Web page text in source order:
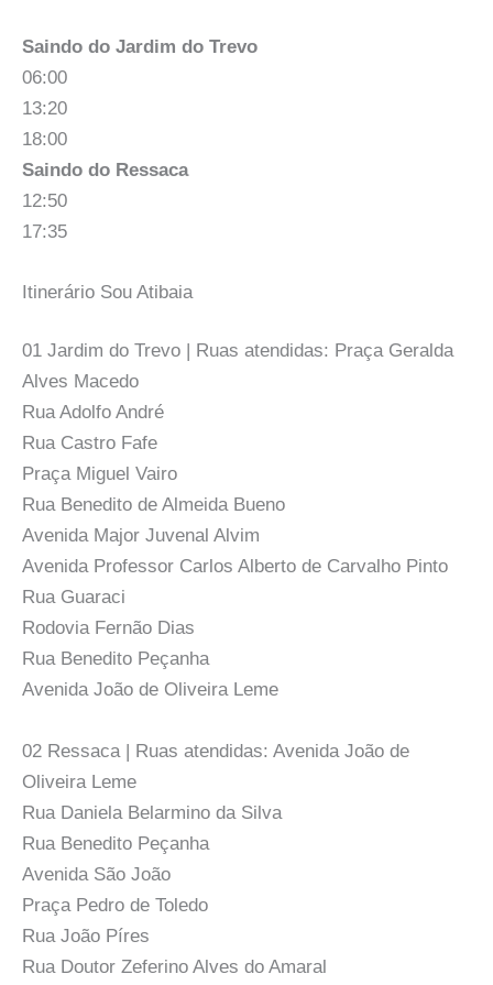
Saindo do Jardim do Trevo
06:00
13:20
18:00
Saindo do Ressaca
12:50
17:35
Itinerário Sou Atibaia
01 Jardim do Trevo | Ruas atendidas: Praça Geralda
Alves Macedo
Rua Adolfo André
Rua Castro Fafe
Praça Miguel Vairo
Rua Benedito de Almeida Bueno
Avenida Major Juvenal Alvim
Avenida Professor Carlos Alberto de Carvalho Pinto
Rua Guaraci
Rodovia Fernão Dias
Rua Benedito Peçanha
Avenida João de Oliveira Leme
02 Ressaca | Ruas atendidas: Avenida João de
Oliveira Leme
Rua Daniela Belarmino da Silva
Rua Benedito Peçanha
Avenida São João
Praça Pedro de Toledo
Rua João Píres
Rua Doutor Zeferino Alves do Amaral